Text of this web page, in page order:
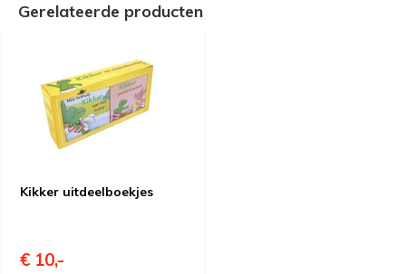
Gerelateerde producten
Kikker uitdeelboekjes
€ 10,-